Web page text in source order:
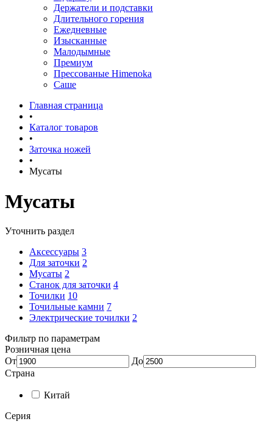
Держатели и подставки
Длительного горения
Ежедневные
Изысканные
Малодымные
Премиум
Прессованые Himenoka
Саше
Главная страница
•
Каталог товаров
•
Заточка ножей
•
Мусаты
Мусаты
Уточнить раздел
Аксессуары 3
Для заточки 2
Мусаты 2
Станок для заточки 4
Точилки 10
Точильные камни 7
Электрические точилки 2
Фильтр по параметрам
Розничная цена
От
До
Страна
Китай
Серия